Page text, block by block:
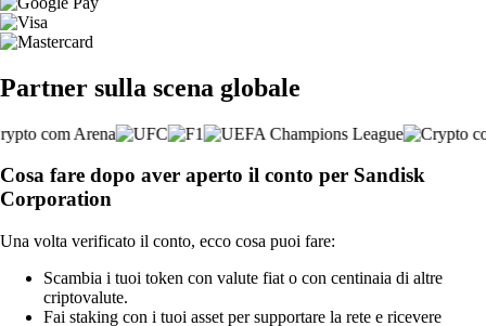
Partner sulla scena globale
Cosa fare dopo aver aperto il conto per Sandisk
Corporation
Una volta verificato il conto, ecco cosa puoi fare:
Scambia i tuoi token con valute fiat o con centinaia di altre
criptovalute.
Fai staking con i tuoi asset per supportare la rete e ricevere